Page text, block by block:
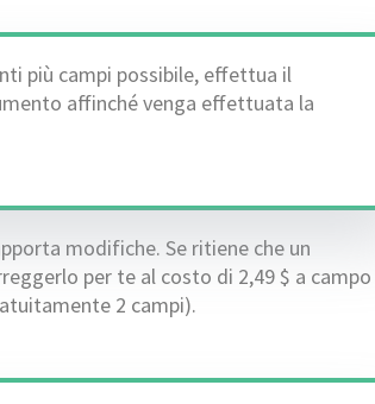
più campi possibile, effettua il
affinché venga effettuata la
modifiche. Se ritiene che un
per te al costo di 2,49 $ a campo
2 campi).